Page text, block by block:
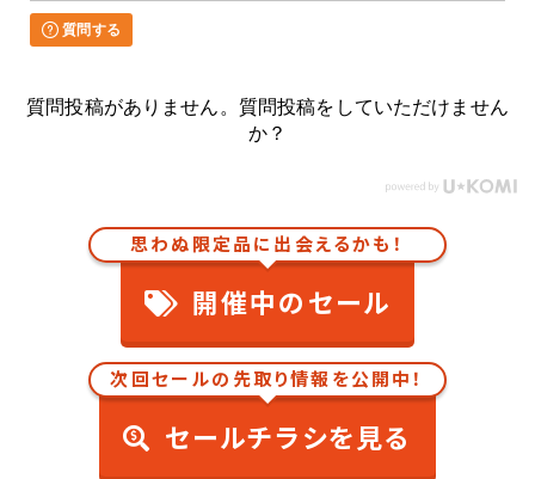
質問する
質問投稿がありません。質問投稿をしていただけません
か？
思わぬ限定品に出会えるかも！
開催中のセール
次回セールの先取り情報を公開中！
セールチラシを見る